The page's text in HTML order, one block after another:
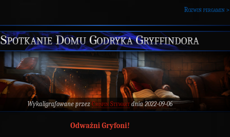
Rozwiń pergamin >
Spotkanie Domu Godryka Gryffindora
Wykaligrafowane przezCrispin Stewartdnia 2022-09-06
Odważni Gryfoni!